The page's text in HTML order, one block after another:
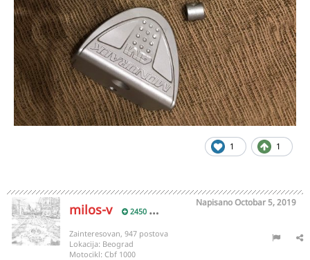
1 1
milos-v 2450
NapisanoOctobar 5, 2019
Zainteresovan, 947 postova
Lokacija: Beograd
Motocikl: Cbf 1000